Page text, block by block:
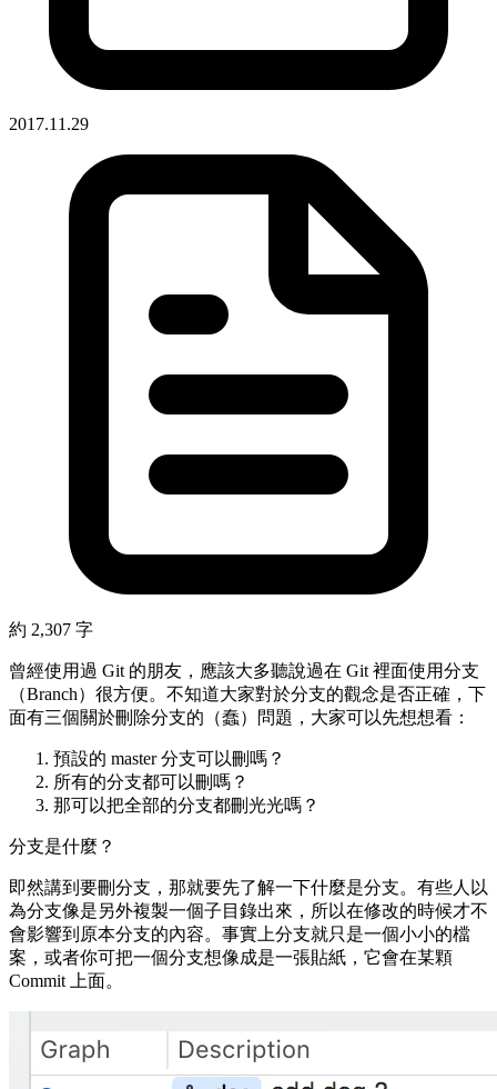
2017.11.29
約 2,307 字
曾經使用過 Git 的朋友，應該大多聽說過在 Git 裡面使用分支
（Branch）很方便。不知道大家對於分支的觀念是否正確，下
面有三個關於刪除分支的（蠢）問題，大家可以先想想看：
預設的 master分支可以刪嗎？
所有的分支都可以刪嗎？
那可以把全部的分支都刪光光嗎？
分支是什麼？
即然講到要刪分支，那就要先了解一下什麼是分支。有些人以
為分支像是另外複製一個子目錄出來，所以在修改的時候才不
會影響到原本分支的內容。事實上分支就只是一個小小的檔
案，或者你可把一個分支想像成是一張貼紙，它會在某顆
Commit 上面。